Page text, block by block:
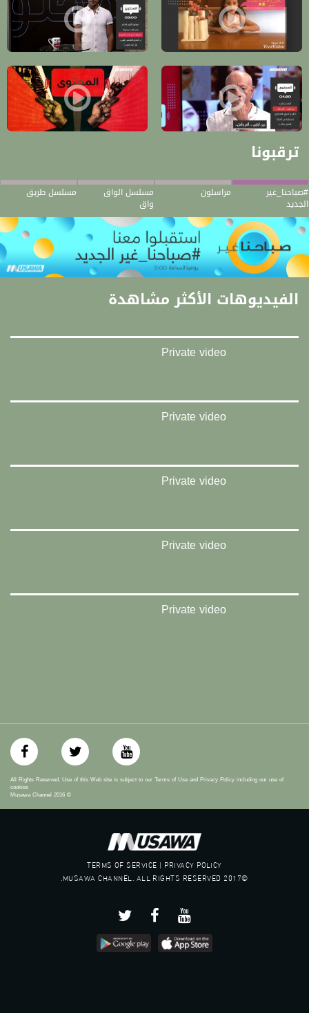
برومو - بعد انتحار طفل ريما همّام تنقل رسالة ضد التنمٌّر-حلقة 09.09.2019 من برنامج المحتوى - مساواة
برومو - حلقة 02.09.2019 من برنامج المحتوى - قناة مساواة الفضائية
برومو - حلقة 26.8.2019 من برنامج المحتوى - قناة مساواة الفضائية برومو - برنامج المحتوى - قناة
ترقبونا
#صباحنا_غير
الجديد
مراسلون مسلسل الواق
واق
مسلسل طريق
الفيديوهات الأكثر مشاهدة
Private video
Private video
Private video
Private video
Private video
All Rights Reserved. Use of this Web site is subject to our Terms of Use and Privacy Policy including our use of
cookies
©
2016
TERMS OF SERVICE | PRIVACY POLICY
©2017 MUSAWA CHANNEL. ALL RIGHTS RESERVED.